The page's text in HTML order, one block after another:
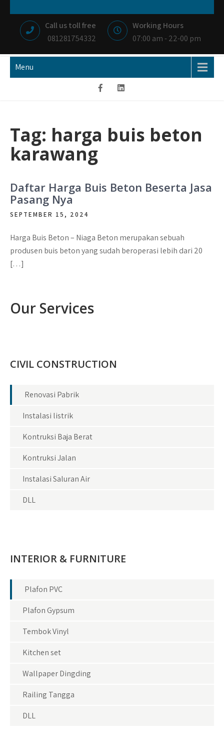
content
NIAGA BETON
MEMBANGUN NEGRI DENGAN IKHLAS HATI
Call us toll free
081281754332
Working Hours
07:00 am - 22-00 pm
Menu
Tag: harga buis beton
karawang
Daftar Harga Buis Beton Beserta Jasa
Pasang Nya
SEPTEMBER 15, 2024
Harga Buis Beton – Niaga Beton merupakan sebuah
produsen buis beton yang sudah beroperasi lebih dari 20
[…]
Our Services
CIVIL CONSTRUCTION
Renovasi Pabrik
Instalasi listrik
Kontruksi Baja Berat
Kontruksi Jalan
Instalasi Saluran Air
DLL
INTERIOR & FURNITURE
Plafon PVC
Plafon Gypsum
Tembok Vinyl
Kitchen set
Wallpaper Dingding
Railing Tangga
DLL